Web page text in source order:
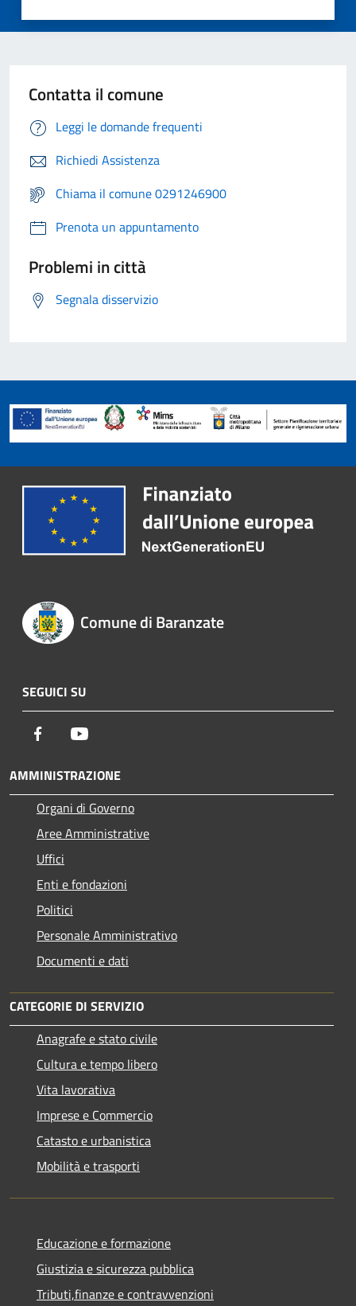
Contatta il comune
Leggi le domande frequenti
Richiedi Assistenza
Chiama il comune 0291246900
Prenota un appuntamento
Problemi in città
Segnala disservizio
Comune di Baranzate
SEGUICI SU
Facebook
AMMINISTRAZIONE
Organi di Governo
Aree Amministrative
Uffici
Enti e fondazioni
Politici
Personale Amministrativo
Documenti e dati
CATEGORIE DI SERVIZIO
Anagrafe e stato civile
Cultura e tempo libero
Vita lavorativa
Imprese e Commercio
Catasto e urbanistica
Mobilità e trasporti
Educazione e formazione
Giustizia e sicurezza pubblica
Tributi,finanze e contravvenzioni